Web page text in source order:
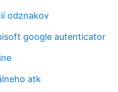
odznakov
google autenticator
atk